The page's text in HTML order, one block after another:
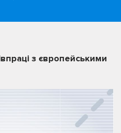
з європейськими